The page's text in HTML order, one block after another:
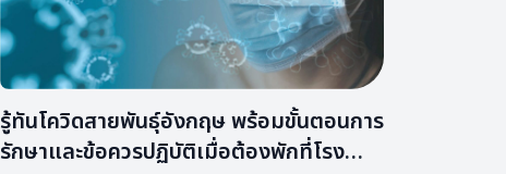
รู้ทันโควิดสายพันธุ์อังกฤษ พร้อมขั้นตอนการ
รักษาและข้อควรปฏิบัติเมื่อต้องพักที่โรง